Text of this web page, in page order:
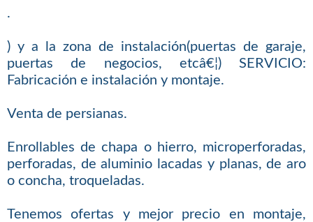
.
) y a la zona de instalación(puertas de garaje,
puertas de negocios, etcâ€¦) SERVICIO:
Fabricación e instalación y montaje.
Venta de persianas.
Enrollables de chapa o hierro, microperforadas,
perforadas, de aluminio lacadas y planas, de aro
o concha, troqueladas.
Tenemos ofertas y mejor precio en montaje,